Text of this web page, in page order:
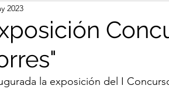
2023
la exposición del I